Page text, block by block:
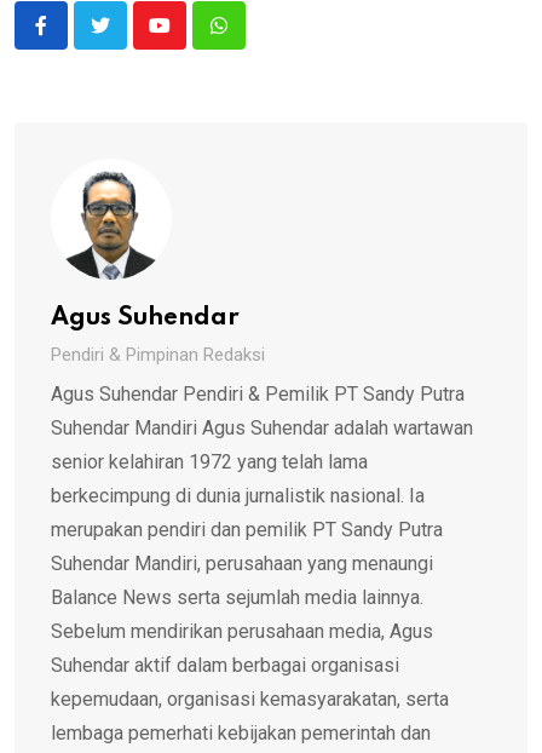
YoutubeWhatsapp
Agus Suhendar
Pendiri & Pimpinan Redaksi
Agus Suhendar Pendiri & Pemilik PT Sandy Putra
Suhendar Mandiri Agus Suhendar adalah wartawan
senior kelahiran 1972 yang telah lama
berkecimpung di dunia jurnalistik nasional. Ia
merupakan pendiri dan pemilik PT Sandy Putra
Suhendar Mandiri, perusahaan yang menaungi
Balance News serta sejumlah media lainnya.
Sebelum mendirikan perusahaan media, Agus
Suhendar aktif dalam berbagai organisasi
kepemudaan, organisasi kemasyarakatan, serta
lembaga pemerhati kebijakan pemerintah dan